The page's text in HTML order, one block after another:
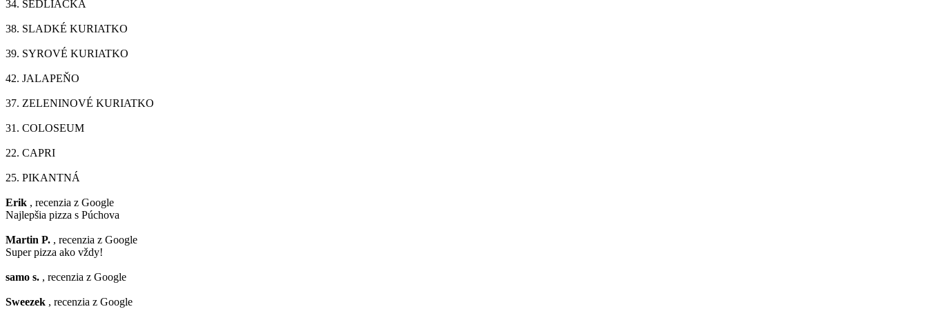
34. SEDLIACKA
38. SLADKÉ KURIATKO
39. SYROVÉ KURIATKO
42. JALAPEŇO
37. ZELENINOVÉ KURIATKO
31. COLOSEUM
22. CAPRI
25. PIKANTNÁ
Erik , recenzia z Google
Najlepšia pizza s Púchova
Martin P. , recenzia z Google
Super pizza ako vždy!
samo s. , recenzia z Google
Sweezek , recenzia z Google